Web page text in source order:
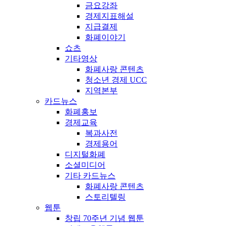
금요강좌
경제지표해설
지급결제
화폐이야기
쇼츠
기타영상
화폐사랑 콘텐츠
청소년 경제 UCC
지역본부
카드뉴스
화폐홍보
경제교육
복과사전
경제용어
디지털화폐
소셜미디어
기타 카드뉴스
화폐사랑 콘텐츠
스토리텔링
웹툰
창립 70주년 기념 웹툰